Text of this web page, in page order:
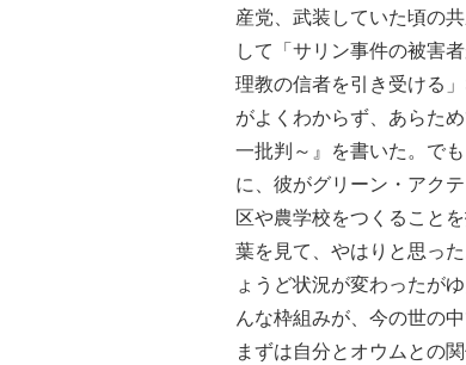
産党、武装していた頃の
して「サリン事件の被害
理教の信者を引き受ける
がよくわからず、あらた
一批判～』を書いた。で
に、彼がグリーン・アク
区や農学校をつくること
葉を見て、やはりと思っ
ょうど状況が変わったが
んな枠組みが、今の世の
まずは自分とオウムとの